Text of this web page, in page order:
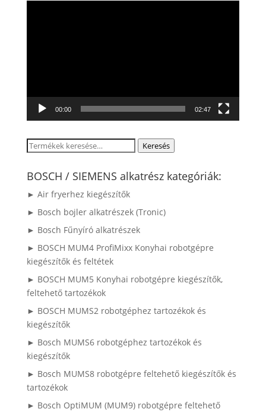
00:00 02:47
Keresés
következőre:
Keresés
BOSCH / SIEMENS alkatrész kategóriák:
► Air fryerhez kiegészítők
► Bosch bojler alkatrészek (Tronic)
► Bosch Fűnyíró alkatrészek
► BOSCH MUM4 ProfiMixx Konyhai robotgépre
kiegészítők és feltétek
► BOSCH MUM5 Konyhai robotgépre kiegészítők,
feltehető tartozékok
► BOSCH MUMS2 robotgéphez tartozékok és
kiegészítők
► Bosch MUMS6 robotgéphez tartozékok és
kiegészítők
► Bosch MUMS8 robotgépre feltehető kiegészítők és
tartozékok
► Bosch OptiMUM (MUM9) robotgépre feltehető